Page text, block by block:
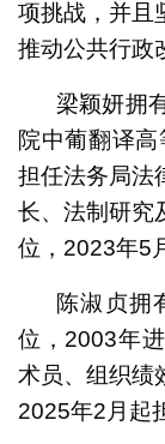
项挑战，并且
推动公共行政
梁颖妍拥
院中葡翻译
担任法务局法
长、法制研究
位，2023年5
陈淑贞拥
位，2003年
术员、组织绩
2025年2月起